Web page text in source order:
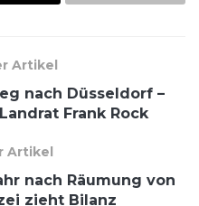
Artikel
nach Düsseldorf –
Frank Rock
Artikel
nach Räumung von
zieht Bilanz